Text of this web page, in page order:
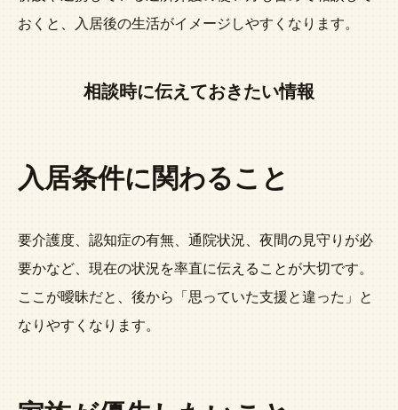
おくと、入居後の生活がイメージしやすくなります。
相談時に伝えておきたい情報
入居条件に関わること
要介護度、認知症の有無、通院状況、夜間の見守りが必
要かなど、現在の状況を率直に伝えることが大切です。
ここが曖昧だと、後から「思っていた支援と違った」と
なりやすくなります。